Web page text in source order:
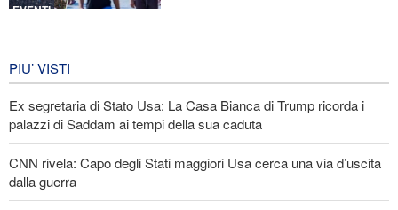
EVENTI
EVENTI
PIU’ VISTI
Ex segretaria di Stato Usa: La Casa Bianca di Trump ricorda i
palazzi di Saddam ai tempi della sua caduta
CNN rivela: Capo degli Stati maggiori Usa cerca una via d’uscita
dalla guerra